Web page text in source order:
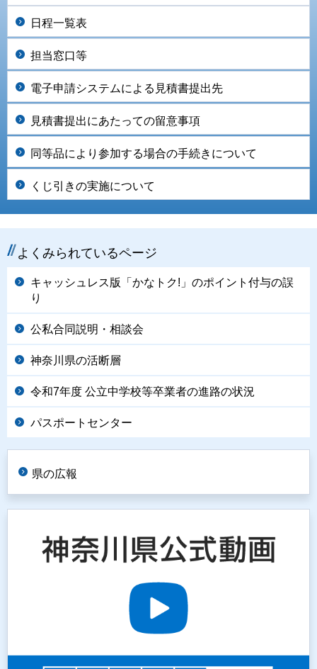
日程一覧表
担当窓口等
電子申請システムによる見積書提出先
見積書提出にあたっての留意事項
同等品により参加する場合の手続きについて
くじ引きの実施について
よくみられているページ
キャッシュレス版「かなトク!」のポイント付与の誤
り
公私合同説明・相談会
神奈川県の活断層
令和7年度 公立中学校等卒業者の進路の状況
パスポートセンター
県の広報